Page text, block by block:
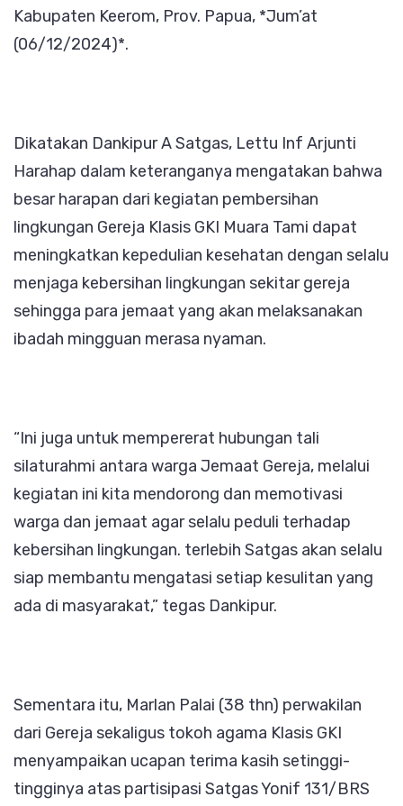
Kabupaten Keerom, Prov. Papua, *Jum’at
(06/12/2024)*.
Dikatakan Dankipur A Satgas, Lettu Inf Arjunti
Harahap dalam keteranganya mengatakan bahwa
besar harapan dari kegiatan pembersihan
lingkungan Gereja Klasis GKI Muara Tami dapat
meningkatkan kepedulian kesehatan dengan selalu
menjaga kebersihan lingkungan sekitar gereja
sehingga para jemaat yang akan melaksanakan
ibadah mingguan merasa nyaman.
“Ini juga untuk mempererat hubungan tali
silaturahmi antara warga Jemaat Gereja, melalui
kegiatan ini kita mendorong dan memotivasi
warga dan jemaat agar selalu peduli terhadap
kebersihan lingkungan. terlebih Satgas akan selalu
siap membantu mengatasi setiap kesulitan yang
ada di masyarakat,” tegas Dankipur.
Sementara itu, Marlan Palai (38 thn) perwakilan
dari Gereja sekaligus tokoh agama Klasis GKI
menyampaikan ucapan terima kasih setinggi-
tingginya atas partisipasi Satgas Yonif 131/BRS